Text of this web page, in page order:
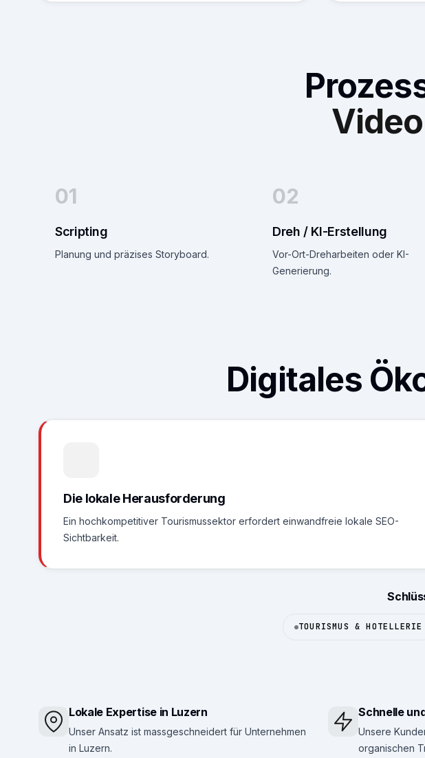
01
Scripting
Planung und präzises Storyboard.
02
Dreh / KI-Erstellung
Vor-Ort-Dreharbeiten oder KI-
Generierung.
Digitales
Die lokale Herausforderung
Ein hochkompetitiver Tourismussektor erfordert einwandfreie lokale SEO-
Sichtbarkeit.
TOURISMUS & HOTELLERIE
Lokale Expertise in Luzern
Unser Ansatz ist massgeschneidert für Unternehmen
in Luzern.
Schnelle
Unsere
organischen